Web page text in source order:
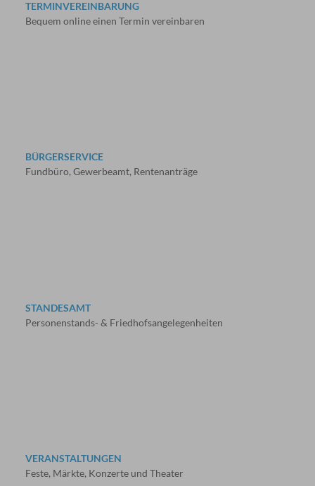
TERMINVEREINBARUNG
Bequem online einen Termin vereinbaren
BÜRGERSERVICE
Fundbüro, Gewerbeamt, Rentenanträge
STANDESAMT
Personenstands- & Friedhofsangelegenheiten
VERANSTALTUNGEN
Feste, Märkte, Konzerte und Theater